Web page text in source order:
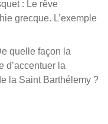
: Le rêve
grecque. L’exemple
quelle façon la
d’accentuer la
la Saint Barthélemy ?